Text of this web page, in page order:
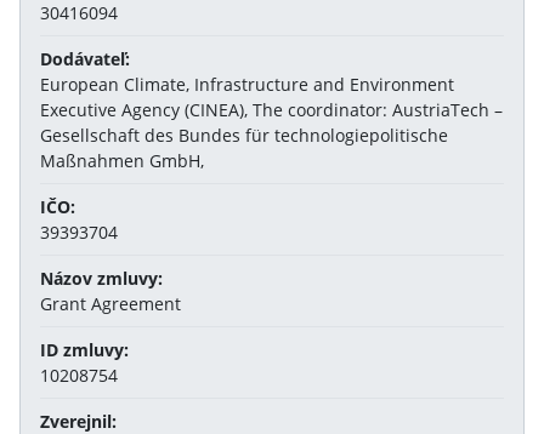
30416094
Dodávateľ:
European Climate, Infrastructure and Environment
Executive Agency (CINEA), The coordinator: AustriaTech –
Gesellschaft des Bundes für technologiepolitische
Maßnahmen GmbH,
IČO:
39393704
Názov zmluvy:
Grant Agreement
ID zmluvy:
10208754
Zverejnil: